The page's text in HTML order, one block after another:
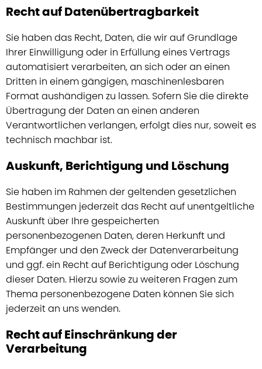
Recht auf Datenübertragbarkeit
Sie haben das Recht, Daten, die wir auf Grundlage
Ihrer Einwilligung oder in Erfüllung eines Vertrags
automatisiert verarbeiten, an sich oder an einen
Dritten in einem gängigen, maschinenlesbaren
Format aushändigen zu lassen. Sofern Sie die direkte
Übertragung der Daten an einen anderen
Verantwortlichen verlangen, erfolgt dies nur, soweit es
technisch machbar ist.
Auskunft, Berichtigung und Löschung
Sie haben im Rahmen der geltenden gesetzlichen
Bestimmungen jederzeit das Recht auf unentgeltliche
Auskunft über Ihre gespeicherten
personenbezogenen Daten, deren Herkunft und
Empfänger und den Zweck der Datenverarbeitung
und ggf. ein Recht auf Berichtigung oder Löschung
dieser Daten. Hierzu sowie zu weiteren Fragen zum
Thema personenbezogene Daten können Sie sich
jederzeit an uns wenden.
Recht auf Einschränkung der
Verarbeitung